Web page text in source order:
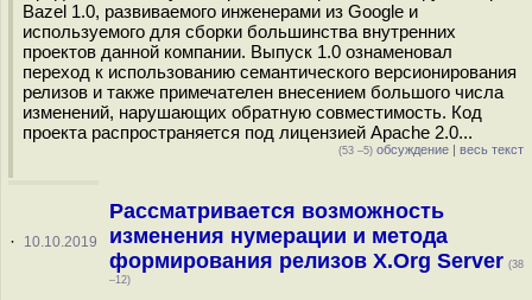
Bazel 1.0, развиваемого инженерами из Google и
используемого для сборки большинства внутренних
проектов данной компании. Выпуск 1.0 ознаменовал
переход к использованию семантического версионирования
релизов и также примечателен внесением большого числа
изменений, нарушающих обратную совместимость. Код
проекта распространяется под лицензией Apache 2.0...
(53 –5) обсуждение | весь текст
· 10.10.2019
Рассматривается возможность
изменения нумерации и метода
формирования релизов X.Org Server (38
–12)